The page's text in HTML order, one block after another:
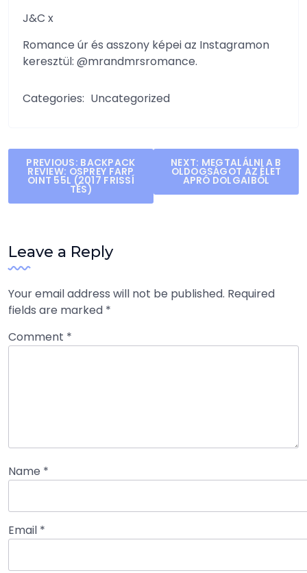
J&C x
Romance úr és asszony képei az Instagramon
keresztül: @mrandmrsromance.
Categories: Uncategorized
Post
navigation
PREVIOUS: BACKPACK
REVIEW: OSPREY FARP
OINT 55L (2017 FRISSÍ
TÉS)
NEXT: MEGTALÁLNI A B
OLDOGSÁGOT AZ ÉLET
APRÓ DOLGAIBÓL
Leave a Reply
Your email address will not be published. Required
fields are marked *
Comment *
Name *
Email *